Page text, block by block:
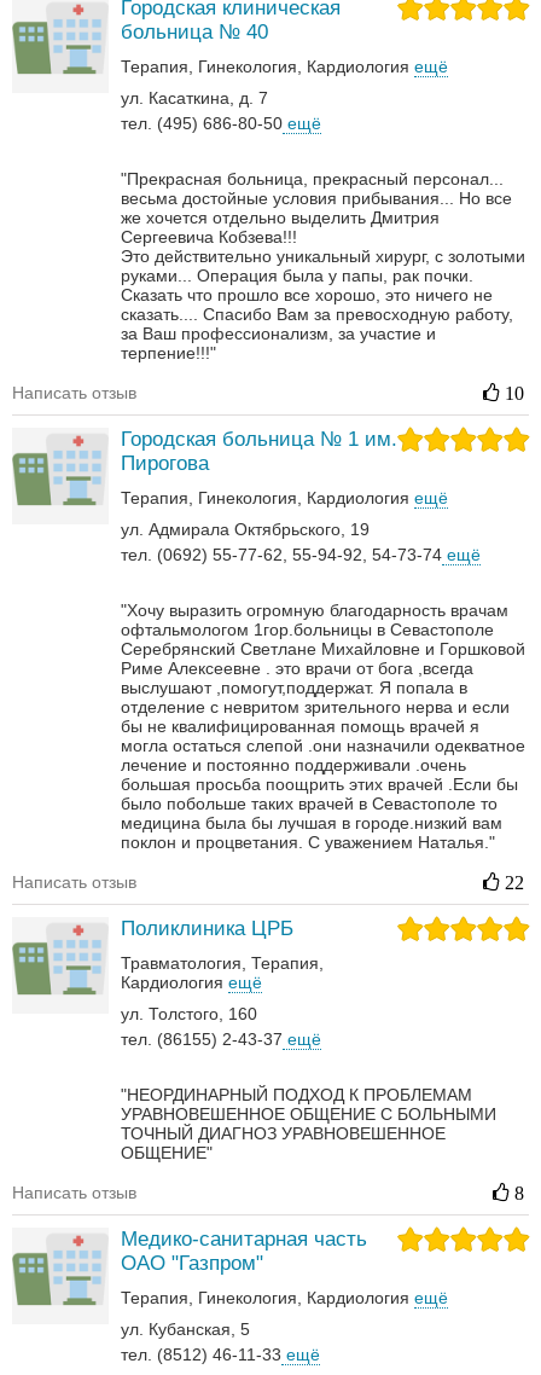
Городская клиническая
больница № 40
Терапия Гинекология Кардиология ещё
ул. Касаткина, д. 7
тел. (495) 686-80-50 ещё
"Прекрасная больница, прекрасный персонал...
весьма достойные условия прибывания... Но все
же хочется отдельно выделить Дмитрия
Сергеевича Кобзева!!!
Это действительно уникальный хирург, с золотыми
руками... Операция была у папы, рак почки.
Сказать что прошло все хорошо, это ничего не
сказать.... Спасибо Вам за превосходную работу,
за Ваш профессионализм, за участие и
терпение!!!"
Написать отзыв 10
Городская больница № 1 им.
Пирогова
Терапия Гинекология Кардиология ещё
ул. Адмирала Октябрьского, 19
тел. (0692) 55-77-62, 55-94-92, 54-73-74 ещё
"Хочу выразить огромную благодарность врачам
офтальмологом 1гор.больницы в Севастополе
Серебрянский Светлане Михайловне и Горшковой
Риме Алексеевне . это врачи от бога ,всегда
выслушают ,помогут,поддержат. Я попала в
отделение с невритом зрительного нерва и если
бы не квалифицированная помощь врачей я
могла остаться слепой .они назначили одекватное
лечение и постоянно поддерживали .очень
большая просьба поощрить этих врачей .Если бы
было побольше таких врачей в Севастополе то
медицина была бы лучшая в городе.низкий вам
поклон и процветания. С уважением Наталья."
Написать отзыв 22
Поликлиника ЦРБ
Травматология Терапия
Кардиология ещё
ул. Толстого, 160
тел. (86155) 2-43-37 ещё
"НЕОРДИНАРНЫЙ ПОДХОД К ПРОБЛЕМАМ
УРАВНОВЕШЕННОЕ ОБЩЕНИЕ С БОЛЬНЫМИ
ТОЧНЫЙ ДИАГНОЗ УРАВНОВЕШЕННОЕ
ОБЩЕНИЕ"
Написать отзыв 8
Медико-санитарная часть
ОАО "Газпром"
Терапия Гинекология Кардиология ещё
ул. Кубанская, 5
тел. (8512) 46-11-33 ещё